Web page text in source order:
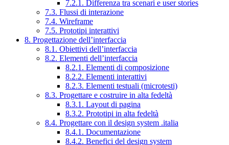
7.2.1. Differenza tra scenari e user stories
7.3. Flussi di interazione
7.4. Wireframe
7.5. Prototipi interattivi
8. Progettazione dell’interfaccia
8.1. Obiettivi dell’interfaccia
8.2. Elementi dell’interfaccia
8.2.1. Elementi di composizione
8.2.2. Elementi interattivi
8.2.3. Elementi testuali (microtesti)
8.3. Progettare e costruire in alta fedeltà
8.3.1. Layout di pagina
8.3.2. Prototipi in alta fedeltà
8.4. Progettare con il design system .italia
8.4.1. Documentazione
8.4.2. Benefici del design system